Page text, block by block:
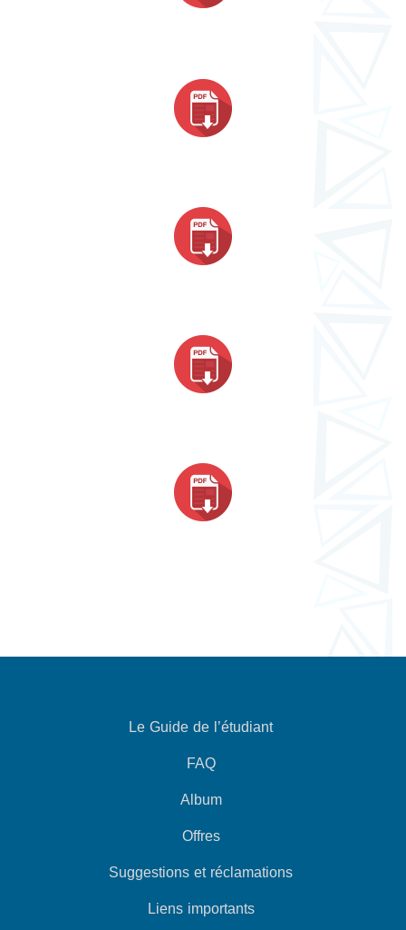
Le Guide de l’étudiant
FAQ
Album
Offres
Suggestions et réclamations
Liens importants